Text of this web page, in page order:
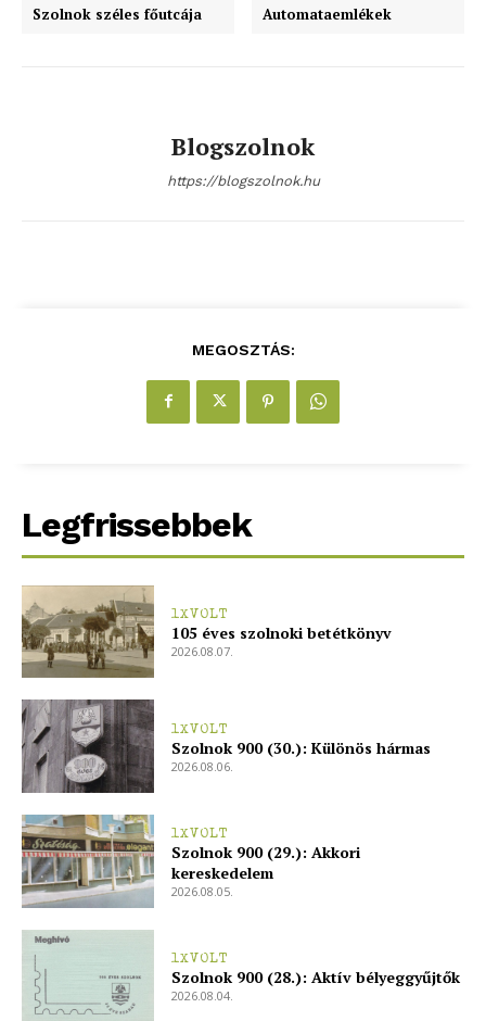
Szolnok széles főutcája Automataemlékek
Blogszolnok
https://blogszolnok.hu
MEGOSZTÁS:
Legfrissebbek
1XVOLT
105 éves szolnoki betétkönyv
2026.08.07.
1XVOLT
Szolnok 900 (30.): Különös hármas
2026.08.06.
1XVOLT
Szolnok 900 (29.): Akkori
kereskedelem
2026.08.05.
1XVOLT
Szolnok 900 (28.): Aktív bélyeggyűjtők
2026.08.04.